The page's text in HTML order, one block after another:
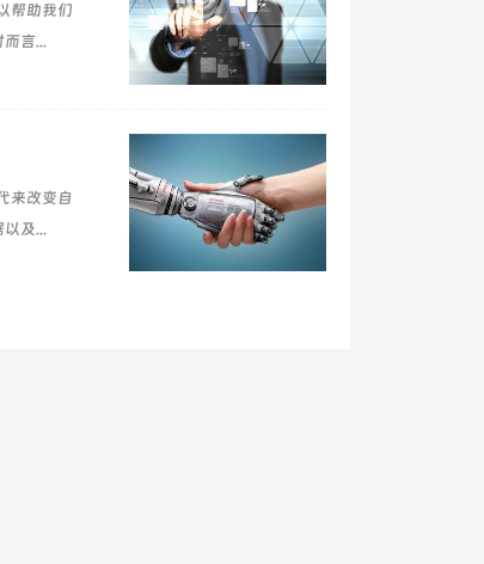
帮助我们
言...
来改变自
及...